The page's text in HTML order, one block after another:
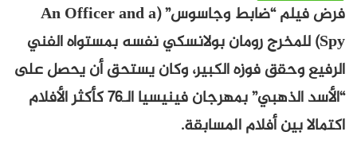
فرض فيلم “ضابط وجاسوس” (An Officer and a
Spy) للمخرج رومان بولانسكي نفسه بمستواه الفني
الرفيع وحقق فوزه الكبير، وكان يستحق أن يحصل على
“الأسد الذهبي” بمهرجان فينيسيا الـ76 كأكثر الأفلام
اكتمالا بين أفلام المسابقة.